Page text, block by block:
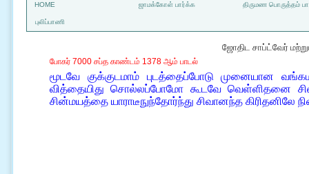
HOME ஜாமக்கோள் பார்க்க திருமண பொருத்தம்
புலிப்பாணி
ஜோதிட சாப்ட்வேர்
போகர் 7000 சப்த காண்டம் 1378 ஆம் பாடல்
மூடவே குக்குடமாம் புடத்தைப்போடு முனையான
வித்தையிது சொல்லப்போமோ கூடவே வெள்ளிதனை
சின்மயத்தை யாராடீநுந்தோர்ந்து சிவானந்த கிரிதனிலே